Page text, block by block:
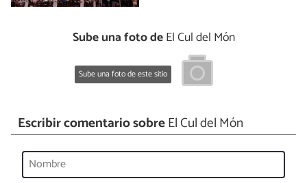
Sube una foto deEl Cul del Món
Sube una foto de este sitio
Escribir comentario sobreEl Cul del Món